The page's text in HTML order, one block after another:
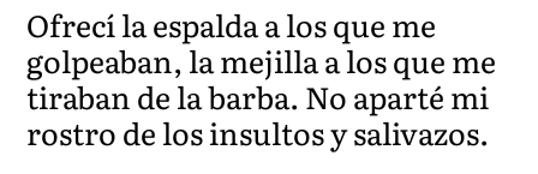
Ofrecí la espalda a los que me
golpeaban, la mejilla a los que me
tiraban de la barba. No aparté mi
rostro de los insultos y salivazos.